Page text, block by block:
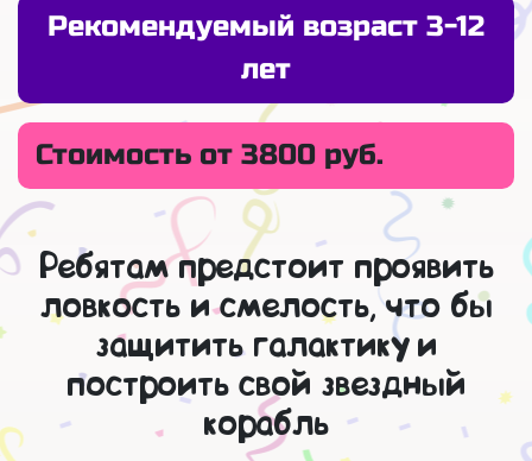
Рекомендуемый возраст 3-12
лет
Стоимость от 3800 руб.
Ребятам предстоит проявить
ловкость и смелость, что бы
защитить галактику и
построить свой звездный
корабль